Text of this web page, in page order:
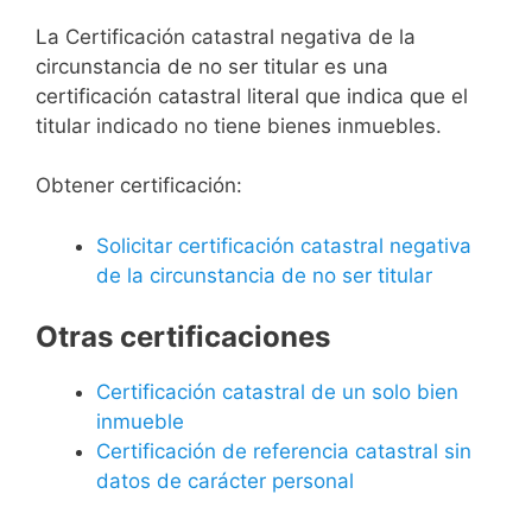
La Certificación catastral negativa de la
circunstancia de no ser titular es una
certificación catastral literal que indica que el
titular indicado no tiene bienes inmuebles.
Obtener certificación:
Solicitar certificación catastral negativa
de la circunstancia de no ser titular
Otras certificaciones
Certificación catastral de un solo bien
inmueble
Certificación de referencia catastral sin
datos de carácter personal